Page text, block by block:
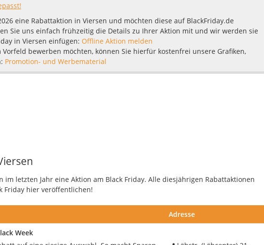
eine Rabattaktion in Viersen und möchten diese auf BlackFriday.de
Sie uns einfach frühzeitig die Details zu Ihrer Aktion mit und wir werden sie
in Viersen einfügen: Offline Aktion melden
Vorfeld bewerben möchten, können Sie hierfür kostenfrei unsere Grafiken,
Promotion- und Werbematerial
im letzten Jahr eine Aktion am Black Friday. Alle diesjährigen Rabattaktionen
Friday hier veröffentlichen!
Adresse
Week